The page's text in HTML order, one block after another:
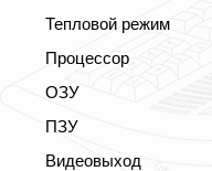
Тепловой режим
Процессор
ОЗУ
ПЗУ
Видеовыход